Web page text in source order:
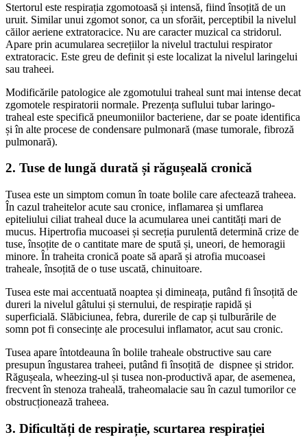
Stertorul este respirația zgomotoasă și intensă, fiind însoțită de un
uruit. Similar unui zgomot sonor, ca un sforăit, perceptibil la nivelul
căilor aeriene extratoracice. Nu are caracter muzical ca stridorul.
Apare prin acumularea secrețiilor la nivelul tractului respirator
extratoracic. Este greu de definit și este localizat la nivelul laringelui
sau traheei.
Modificările patologice ale zgomotului traheal sunt mai intense decat
zgomotele respiratorii normale. Prezența suflului tubar laringo-
traheal este specifică pneumoniilor bacteriene, dar se poate identifica
și în alte pro­cese de condensare pulmonară (mase tumorale, fibroză
pulmonară).
2. Tuse de lungă durată și răgușeală cronică
Tusea este un simptom comun în toate bolile care afectează traheea.
În cazul traheitelor acute sau cronice, inflamarea și umflarea
epiteliului ciliat traheal duce la acumularea unei cantități mari de
mucus. Hipertrofia mucoasei și secreția purulentă determină crize de
tuse, însoțite de o cantitate mare de spută și, uneori, de hemoragii
minore. În traheita cronică poate să apară și atrofia mucoasei
traheale, însoțită de o tuse uscată, chinuitoare.
Tusea este mai accentuată noaptea și dimineața, putând fi însoțită de
dureri la nivelul gâtului și sternului, de respirație rapidă și
superficială. Slăbiciunea, febra, durerile de cap și tulburările de
somn pot fi consecințe ale procesului inflamator, acut sau cronic.
Tusea apare întotdeauna în bolile traheale obstructive sau care
presupun îngustarea traheei, putând fi însoțită de dispnee și stridor.
Răgușeala, wheezing-ul și tusea non-productivă apar, de asemenea,
frecvent în stenoza traheală, traheomalacie sau în cazul tumorilor ce
obstrucționează traheea.
3. Dificultăți de respirație, scurtarea respirației